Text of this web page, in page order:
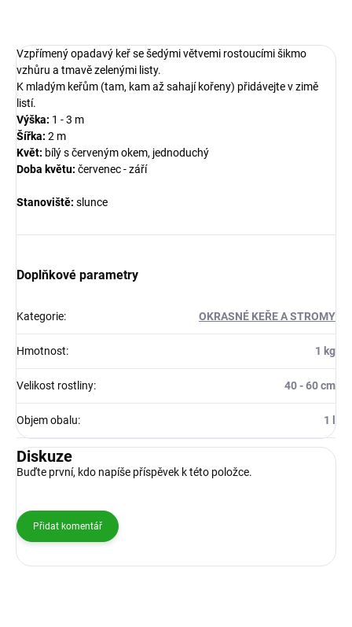
Vzpřímený opadavý keřse šedými větvemi rostoucími šikmo
vzhůru a tmavě zelenými listy.
K mladým keřům (tam, kam až sahají kořeny) přidávejte v zimě
listí.
Výška: 1 - 3 m
Šířka: 2 m
Květ: bílý s červeným okem, jednoduchý
Doba květu: červenec - září
Stanoviště: slunce
Doplňkové parametry
Kategorie: OKRASNÉ KEŘE A STROMY
Hmotnost: 1 kg
Velikost rostliny: 40 - 60 cm
Objem obalu: 1 l
Diskuze
Buďte první, kdo napíše příspěvek k této položce.
Přidat komentář